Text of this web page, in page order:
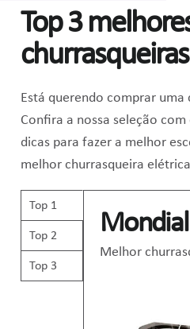
Top 3
Está querendo comprar
Confira a nossa seleção
dicas para fazer a melhor
melhor churrasqueira
Top 1
Top 2
Top 3
Melhor